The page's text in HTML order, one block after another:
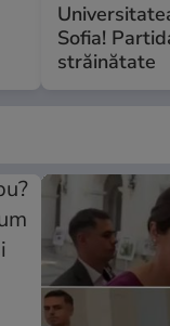
Sofia!
străinătate